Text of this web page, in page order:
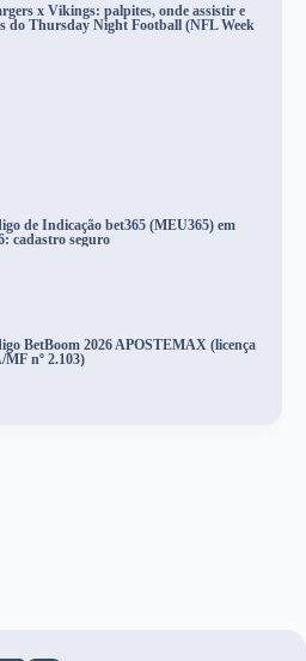
x Vikings: palpites, onde assistir e
do Thursday Night Football (NFL Week
de Indicação bet365 (MEU365) em
cadastro seguro
BetBoom 2026 APOSTEMAX (licença
MF nº 2.103)